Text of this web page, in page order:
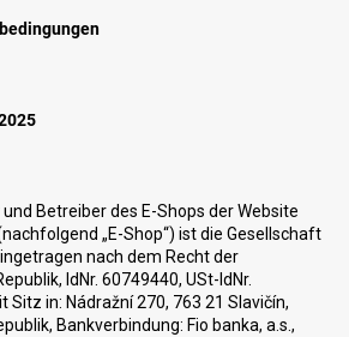
Betreiber des E-Shops der Website
„E-Shop“) ist die Gesellschaft
nach dem Recht der
IdNr. 60749440, USt-IdNr.
Sitz in: Nádražní 270, 763 21 Slavičín,
Bankverbindung: Fio banka, a.s.,